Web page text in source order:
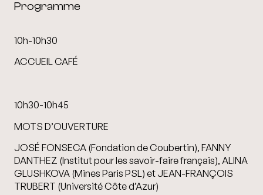
Programme
10h-10h30
ACCUEIL CAFÉ
10h30-10h45
MOTS D’OUVERTURE
JOSÉ FONSECA (Fondation de Coubertin), FANNY
DANTHEZ (Institut pour les savoir-faire français), ALINA
GLUSHKOVA (Mines Paris PSL) et JEAN-FRANÇOIS
TRUBERT (Université Côte d’Azur)